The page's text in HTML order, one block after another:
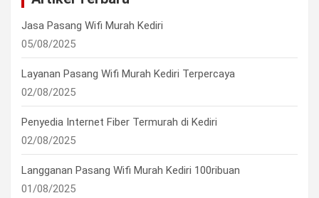
Jasa Pasang Wifi Murah Kediri
05/08/2025
Layanan Pasang Wifi Murah Kediri Terpercaya
02/08/2025
Penyedia Internet Fiber Termurah di Kediri
02/08/2025
Langganan Pasang Wifi Murah Kediri 100ribuan
01/08/2025